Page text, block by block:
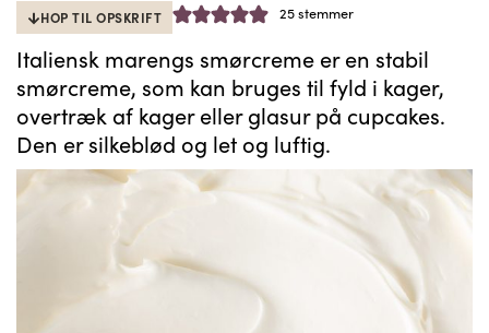
HOP TIL OPSKRIFT 25stemmer
Italiensk marengs smørcreme er en stabil
smørcreme, som kan bruges til fyld i kager,
overtræk af kager eller glasur på cupcakes.
Den er silkeblød og let og luftig.